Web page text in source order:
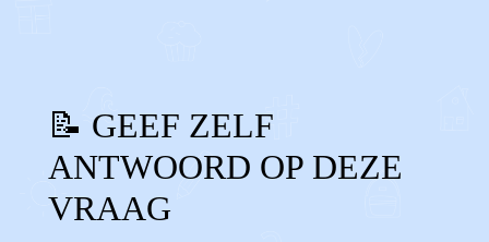
📝 GEEF ZELF
ANTWOORD OP DEZE
VRAAG